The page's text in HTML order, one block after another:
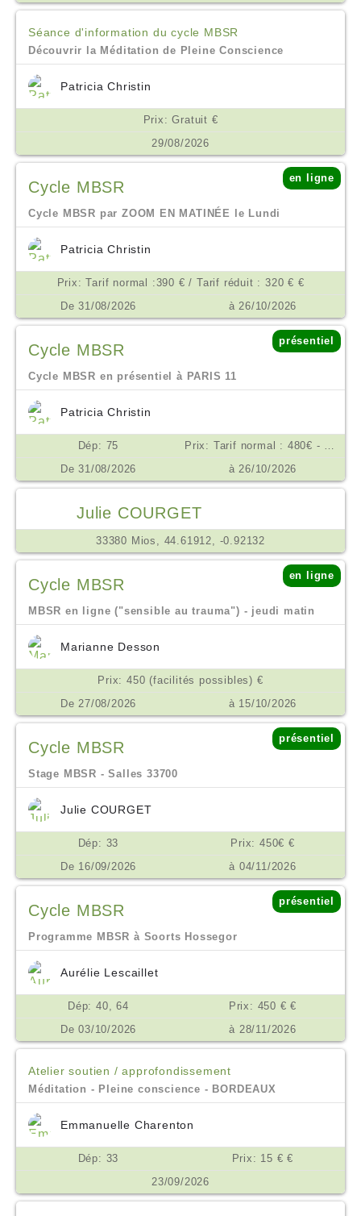
Séance d'information du cycle MBSR
Découvrir la Méditation de Pleine Conscience
Patricia Christin
Prix: Gratuit €
29/08/2026
Cycle MBSR
en ligne
Cycle MBSR par ZOOM EN MATINÉE le Lundi
Patricia Christin
Prix: Tarif normal :390 € / Tarif réduit : 320 € €
De 31/08/2026
à 26/10/2026
Cycle MBSR
présentiel
Cycle MBSR en présentiel à PARIS 11
Patricia Christin
Dép: 75
Prix: Tarif normal : 480€ - Tarif réduit : 390 € €
De 31/08/2026
à 26/10/2026
Julie COURGET
33380 Mios, 44.61912, -0.92132
Cycle MBSR
en ligne
MBSR en ligne ("sensible au trauma") - jeudi matin
Marianne Desson
Prix: 450 (facilités possibles) €
De 27/08/2026
à 15/10/2026
Cycle MBSR
présentiel
Stage MBSR - Salles 33700
Julie COURGET
Dép: 33
Prix: 450€ €
De 16/09/2026
à 04/11/2026
Cycle MBSR
présentiel
Programme MBSR à Soorts Hossegor
Aurélie Lescaillet
Dép: 40, 64
Prix: 450 € €
De 03/10/2026
à 28/11/2026
Atelier soutien / approfondissement
Méditation - Pleine conscience - BORDEAUX
Emmanuelle Charenton
Dép: 33
Prix: 15 € €
23/09/2026